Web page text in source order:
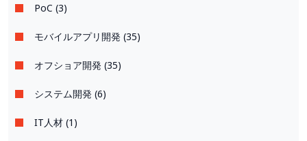
PoC (3)
モバイルアプリ開発 (35)
オフショア開発 (35)
システム開発 (6)
IT人材 (1)